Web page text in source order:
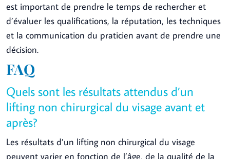
est important de prendre le temps de rechercher et
d’évaluer les qualifications, la réputation, les techniques
et la communication du praticien avant de prendre une
décision.
FAQ
Quels sont les résultats attendus d’un
lifting non chirurgical du visage avant et
après?
Les résultats d’un lifting non chirurgical du visage
peuvent varier en fonction de l’âge, de la qualité de la